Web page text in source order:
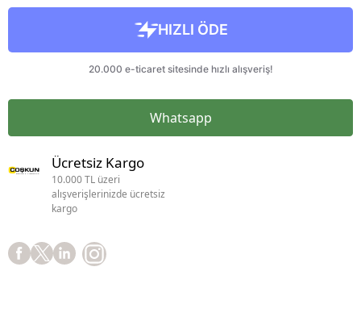
Whatsapp
Ücretsiz Kargo
10.000 TL üzeri
alışverişlerinizde ücretsiz
kargo